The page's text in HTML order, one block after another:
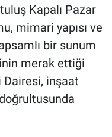
Kapalı Pazar
mimari yapısı ve
bir sunum
merak ettiği
Dairesi, inşaat